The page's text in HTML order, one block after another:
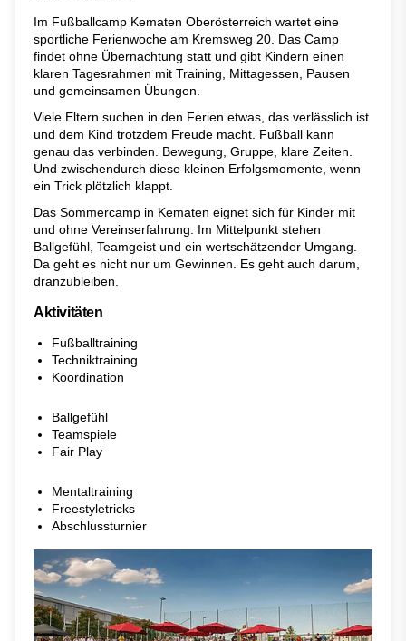
Im Fußballcamp Kematen Oberösterreich wartet eine
sportliche Ferienwoche am Kremsweg 20. Das Camp
findet ohne Übernachtung statt und gibt Kindern einen
klaren Tagesrahmen mit Training, Mittagessen, Pausen
und gemeinsamen Übungen.
Viele Eltern suchen in den Ferien etwas, das verlässlich ist
und dem Kind trotzdem Freude macht. Fußball kann
genau das verbinden. Bewegung, Gruppe, klare Zeiten.
Und zwischendurch diese kleinen Erfolgsmomente, wenn
ein Trick plötzlich klappt.
Das Sommercamp in Kematen eignet sich für Kinder mit
und ohne Vereinserfahrung. Im Mittelpunkt stehen
Ballgefühl, Teamgeist und ein wertschätzender Umgang.
Da geht es nicht nur um Gewinnen. Es geht auch darum,
dranzubleiben.
Aktivitäten
Fußballtraining
Techniktraining
Koordination
Ballgefühl
Teamspiele
Fair Play
Mentaltraining
Freestyletricks
Abschlussturnier